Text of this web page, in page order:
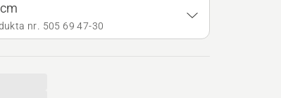
nr. 505 69 47‑30